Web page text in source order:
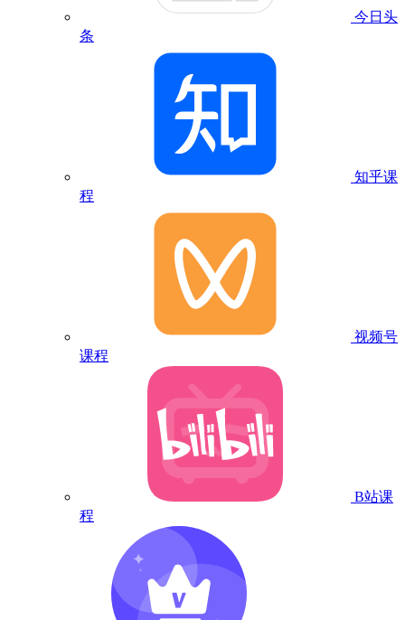
今日头
条
知乎课
程
视频号
课程
B站课
程